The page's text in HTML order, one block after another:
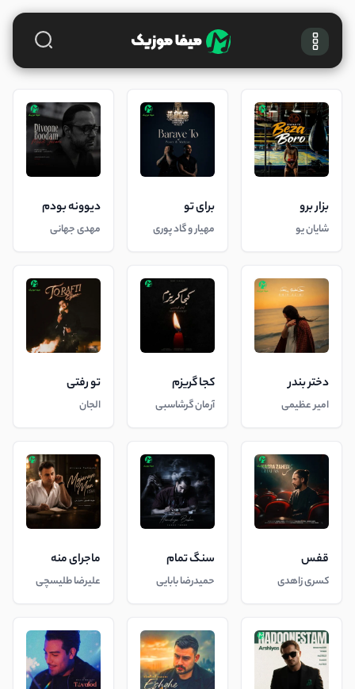
بزار برو
شایان یو
برای تو
مهیار و گاد پوری
دیوونه بودم
مهدی جهانی
دختر بندر
امیر عظیمی
کجا گریزم
آرمان گرشاسبی
تو رفتی
الجان
قفس
کسری زاهدی
سنگ تمام
حمیدرضا بابایی
ماجرای منه
علیرضا طلیسچی